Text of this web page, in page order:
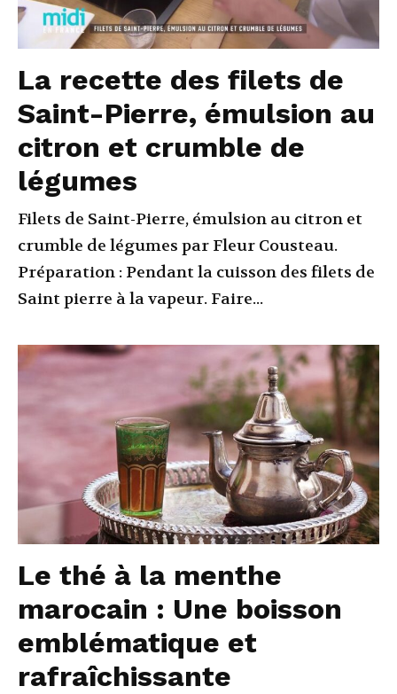
La recette des filets de
Saint-Pierre, émulsion au
citron et crumble de
légumes
Filets de Saint-Pierre, émulsion au citron et
crumble de légumes par Fleur Cousteau.
Préparation : Pendant la cuisson des filets de
Saint pierre à la vapeur. Faire...
Le thé à la menthe
marocain : Une boisson
emblématique et
rafraîchissante